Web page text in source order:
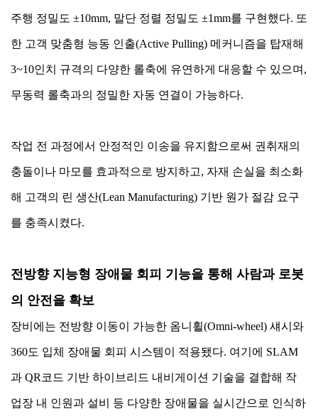
주행 정밀도 ±10mm, 말단 정렬 정밀도 ±1mm를 구현했다. 또
한 고객 맞춤형 능동 인출(Active Pulling) 메커니즘을 탑재해
3~10인치 규격의 다양한 롤축에 유연하게 대응할 수 있으며,
무동력 롤축과의 정밀한 자동 연결이 가능하다.
작업 전 과정에서 안정적인 이송을 유지함으로써 권취재의
충돌이나 마모를 효과적으로 방지하고, 자재 손실을 최소화
해 고객의 린 생산(Lean Manufacturing) 기반 원가 절감 요구
를 충족시켰다.
전방향 지능형 장애물 회피 기능을 통해 사람과 로봇
의 안전을 확보
장비에는 전방향 이동이 가능한 옴니휠(Omni-wheel) 섀시와
360도 입체 장애물 회피 시스템이 적용됐다. 여기에 SLAM
과 QR코드 기반 하이브리드 내비게이션 기술을 결합해 작
업장 내 인원과 설비 등 다양한 장애물을 실시간으로 인식하